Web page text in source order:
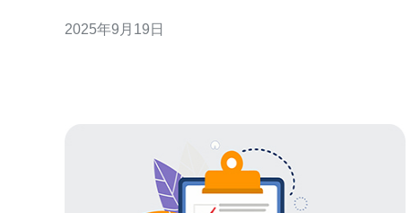
高防服务器的性能如何？ 美国高防服务器以其强大的
2025年9月19日